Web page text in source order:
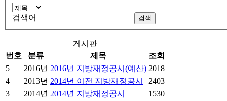
검색어
게시판
번호
분류 제목
조회
5
2016년 2016년 지방재정공시(예산) 2018
4
2013년 2014년 이전 지방재정공시
2403
3
2014년 2014년 지방재정공시
1530